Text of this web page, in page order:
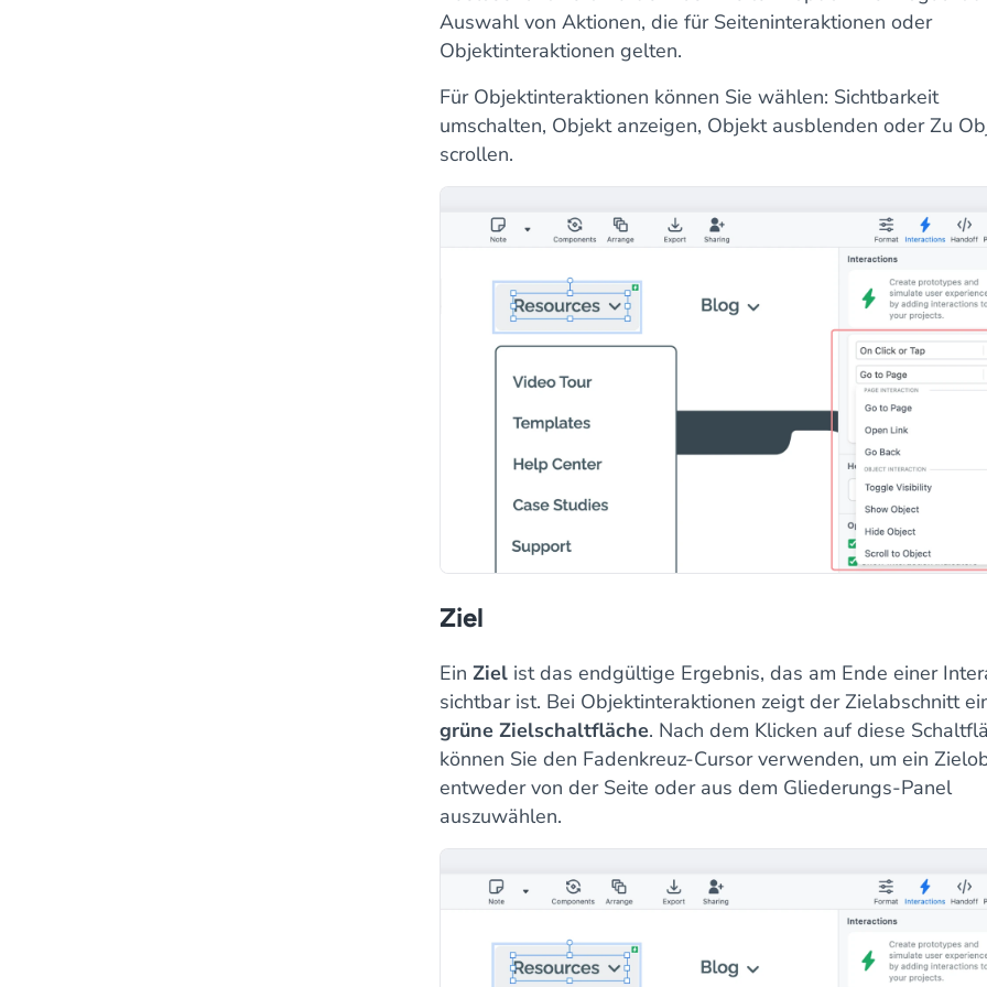
Auswahl von Aktionen, die für Seiteninteraktionen oder
Objektinteraktionen gelten.
Für Objektinteraktionen können Sie wählen: Sichtbarkeit
umschalten, Objekt anzeigen, Objekt ausblenden oder Zu
scrollen.
Ziel
Ein Ziel ist das endgültige Ergebnis, das am Ende einer
sichtbar ist. Bei Objektinteraktionen zeigt der Zielabschnitt
grüne Zielschaltfläche. Nach dem Klicken auf diese
können Sie den Fadenkreuz-Cursor verwenden, um ein
entweder von der Seite oder aus dem Gliederungs-Panel
auszuwählen.